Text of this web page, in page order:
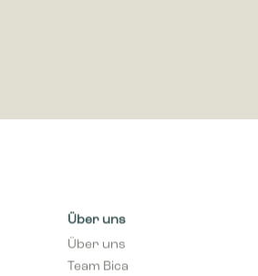
Über uns
Über uns
Team Bica